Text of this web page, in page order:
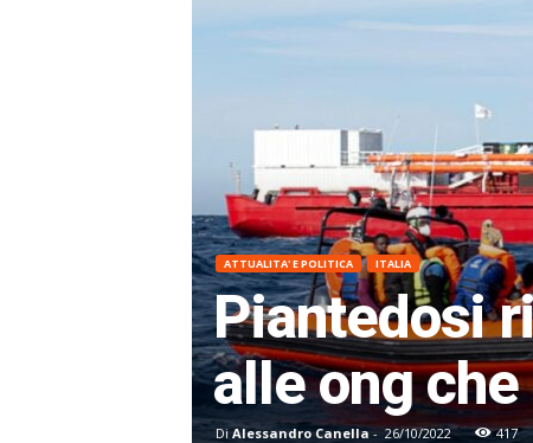
ATTUALITA' E POLITICA ITALIA
Piantedosi
alle ong
Di Alessandro Canella - 26/10/2022 417